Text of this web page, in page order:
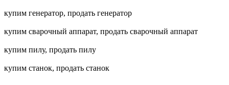
купим генератор, продать генератор
купим сварочный аппарат, продать сварочный аппарат
купим пилу, продать пилу
купим станок, продать станок